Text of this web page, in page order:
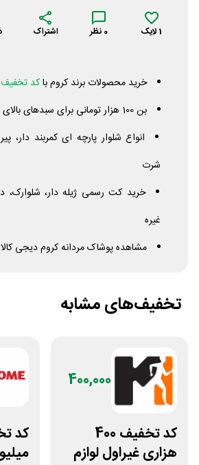
1لایک 0 نظر اشتراک
خرید محصولات برند کروم باکد تخفیف
بن 100 هزار تومانی برای سبدهای بالای 1 میلیون تومان
انواع شلوار پارچه ای کمربند دار،
شرت
خرید کت رسمی ژیله دار، شلوارک،
غیره
مشاهده پوشاک مردانه کروم دیجی
تخفیف‌های مشابه
400,000
کد تخفیف 400
هزاری غیراول لوازم